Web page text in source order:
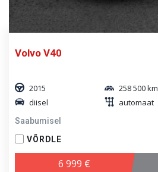
Volvo V40
2015
258 500 km
diisel
automaat
Saabumisel
VÕRDLE
6 999 €